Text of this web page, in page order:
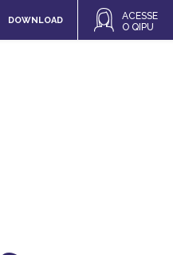
DOWNLOAD
ACESSE
O QIPU